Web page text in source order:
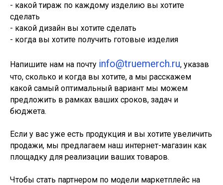
- какой тираж по каждому изделию вы хотите
сделать
- какой дизайн вы хотите сделать
- когда вы хотите получить готовые изделия
Напишите нам на почту info@truemerch.ru, указав
что, сколько и когда вы хотите, а мы расскажем
какой самый оптимальный вариант мы можем
предложить в рамках ваших сроков, задач и
бюджета.
Если у вас уже есть продукция и вы хотите увеличить
продажи, мы предлагаем наш интернет-магазин как
площадку для реализации ваших товаров.
Чтобы стать партнером по модели маркетплейс на